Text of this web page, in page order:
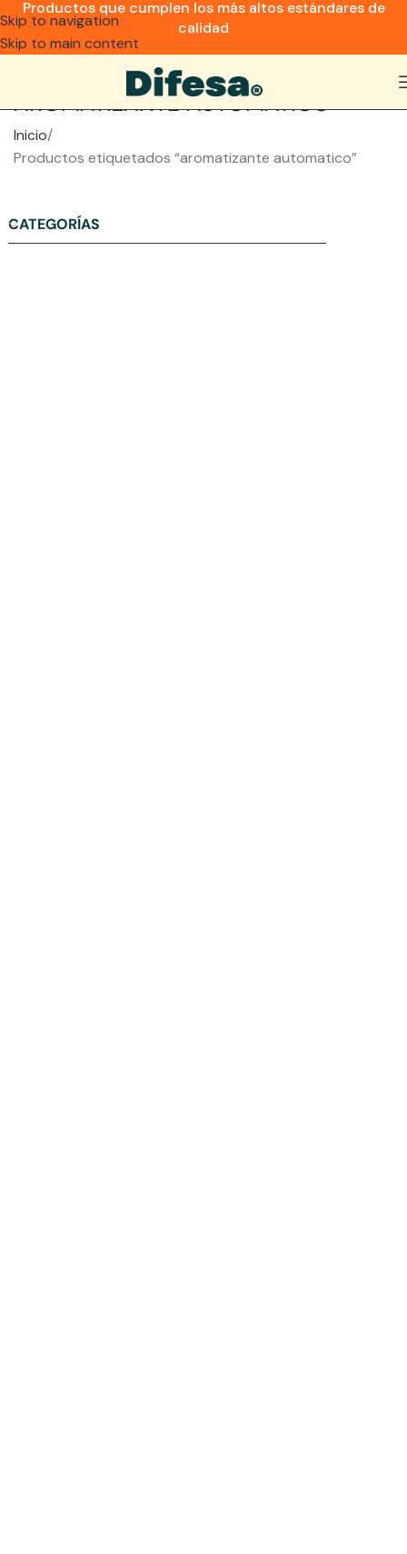
Skip to navigation
Skip to main content
AROMATIZANTE AUTOMATICO
Inicio
Productos etiquetados “aromatizante automatico”
CATEGORÍAS
Productos que cumplen los más altos estándares de
calidad